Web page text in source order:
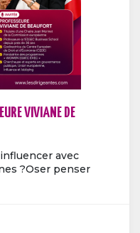
VIVIANE DE
avec
?Oser penser